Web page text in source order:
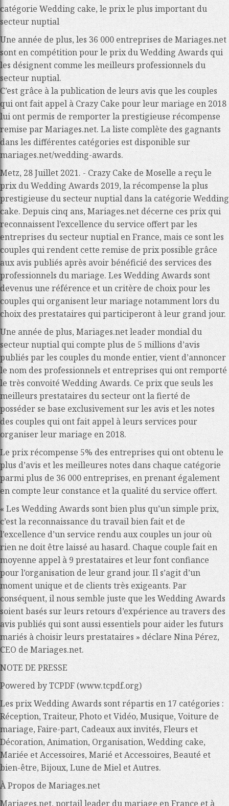
catégorie Wedding cake, le prix le plus important du
secteur nuptial
Une année de plus, les 36 000 entreprises de Mariages.net
sont en compétition pour le prix du Wedding Awards qui
les désignent comme les meilleurs professionnels du
secteur nuptial.
C’est grâce à la publication de leurs avis que les couples
qui ont fait appel à Crazy Cake pour leur mariage en 2018
lui ont permis de remporter la prestigieuse récompense
remise par Mariages.net. La liste complète des gagnants
dans les différentes catégories est disponible sur
mariages.net/wedding-awards.
Metz, 28 Juillet 2021. - Crazy Cake de Moselle a reçu le
prix du Wedding Awards 2019, la récompense la plus
prestigieuse du secteur nuptial dans la catégorie Wedding
cake. Depuis cinq ans, Mariages.net décerne ces prix qui
reconnaissent l’excellence du service offert par les
entreprises du secteur nuptial en France, mais ce sont les
couples qui rendent cette remise de prix possible grâce
aux avis publiés après avoir bénéficié des services des
professionnels du mariage. Les Wedding Awards sont
devenus une référence et un critère de choix pour les
couples qui organisent leur mariage notamment lors du
choix des prestataires qui participeront à leur grand jour.
Une année de plus, Mariages.net leader mondial du
secteur nuptial qui compte plus de 5 millions d’avis
publiés par les couples du monde entier, vient d’annoncer
le nom des professionnels et entreprises qui ont remporté
le très convoité Wedding Awards. Ce prix que seuls les
meilleurs prestataires du secteur ont la fierté de
posséder se base exclusivement sur les avis et les notes
des couples qui ont fait appel à leurs services pour
organiser leur mariage en 2018.
Le prix récompense 5% des entreprises qui ont obtenu le
plus d’avis et les meilleures notes dans chaque catégorie
parmi plus de 36 000 entreprises, en prenant également
en compte leur constance et la qualité du service offert.
« Les Wedding Awards sont bien plus qu’un simple prix,
c’est la reconnaissance du travail bien fait et de
l’excellence d’un service rendu aux couples un jour où
rien ne doit être laissé au hasard. Chaque couple fait en
moyenne appel à 9 prestataires et leur font confiance
pour l’organisation de leur grand jour. Il s’agit d’un
moment unique et de clients très exigeants. Par
conséquent, il nous semble juste que les Wedding Awards
soient basés sur leurs retours d’expérience au travers des
avis publiés qui sont aussi essentiels pour aider les futurs
mariés à choisir leurs prestataires » déclare Nina Pérez,
CEO de Mariages.net.
NOTE DE PRESSE
Powered by TCPDF (www.tcpdf.org)
Les prix Wedding Awards sont répartis en 17 catégories :
Réception, Traiteur, Photo et Vidéo, Musique, Voiture de
mariage, Faire-part, Cadeaux aux invités, Fleurs et
Décoration, Animation, Organisation, Wedding cake,
Mariée et Accessoires, Marié et Accessoires, Beauté et
bien-être, Bijoux, Lune de Miel et Autres.
À Propos de Mariages.net
Mariages.net, portail leader du mariage en France et à